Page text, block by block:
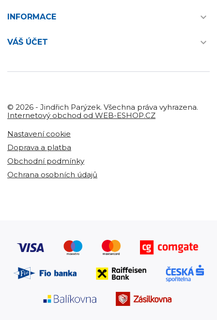
INFORMACE 
VÁŠ ÚČET 
© 2026 - Jindřich Parýzek. Všechna práva vyhrazena.
Internetový obchod od WEB-ESHOP.CZ
Nastavení cookie
Doprava a platba
Obchodní podmínky
Ochrana osobních údajů